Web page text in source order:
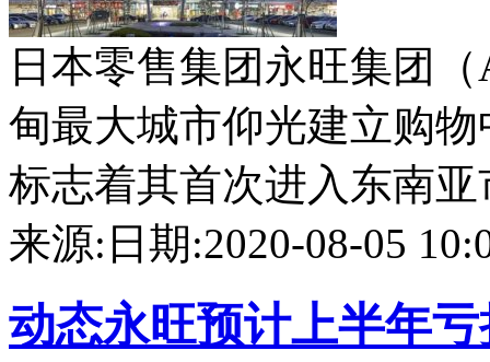
日本零售集团永旺集团
甸最大城市仰光建立购
标志着其首次进入东南亚
来源: 日期:2020-08-05
动态永旺预计上半年